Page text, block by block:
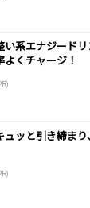
い系エナジード
よくチャージ！
ュッと引き締ま